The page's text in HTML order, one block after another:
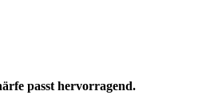
passt hervorragend.